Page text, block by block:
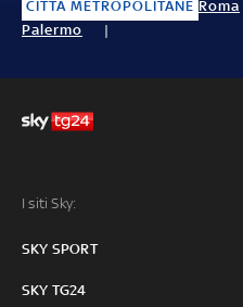
CITTÀ METROPOLITANE Roma
Palermo
I siti Sky:
SKY SPORT
SKY TG24